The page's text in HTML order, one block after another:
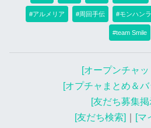
#アルメリア #周回手伝 #モンハン
#team Smile
[オープンチャッ
[オプチャまとめ＆
[友だち募集掲
[友だち検索]
[マ